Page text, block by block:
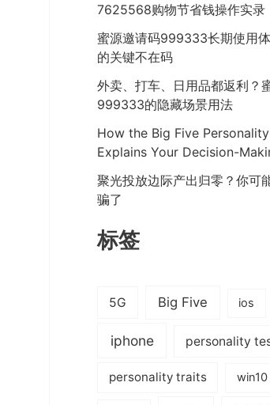
7625568购物节省钱操作实录
蜜源邀请码999333长期使用
的关键不在码
外卖、打车、日用品都返利？
999333的隐藏场景用法
How the Big Five
Explains Your Decision-
聚光投放边际产出归零？你可
骗了
标签
5G Big Five ios
iphone personality
personality traits win10